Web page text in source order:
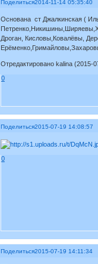
Поделиться2014-11-14 05:35:40
Основана ст Джалкинская (
Дроган, Кисловы,Ковалёвы,
Отредактировано kalina (2015-
0
Поделиться2015-07-19 14:08:57
0
Поделиться2015-07-19 14:11:34